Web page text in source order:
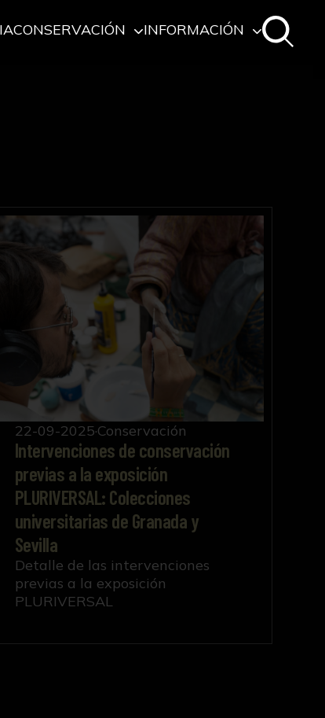
CONSERVACIÓN INFORMACIÓN
de conservación previas a la
22-09-2025 Conservación
Intervenciones de conservación
previas a la exposición
PLURIVERSAL: Colecciones
universitarias de Granada y
Sevilla
Detalle de las intervenciones
previas a la exposición
PLURIVERSAL